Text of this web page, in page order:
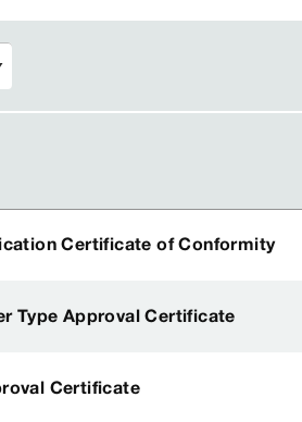
Certificate of Conformity
Type Approval Certificate
Certificate